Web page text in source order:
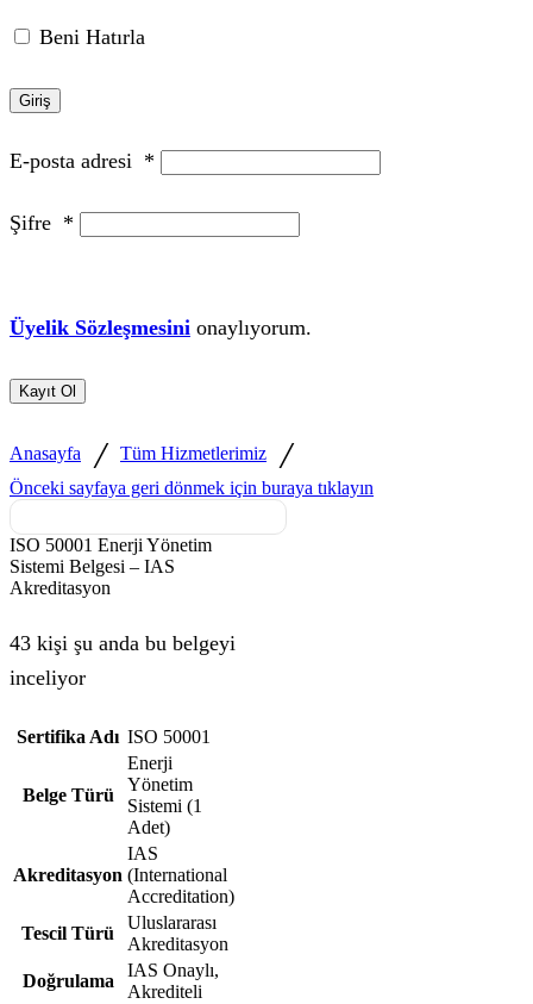
Beni Hatırla
Giriş
E-posta adresi *
Şifre *
Üyelik Sözleşmesini onaylıyorum.
Kayıt Ol
Anasayfa / Tüm Hizmetlerimiz /
Önceki sayfaya geri dönmek için buraya tıklayın
ISO 50001 Enerji Yönetim
Sistemi Belgesi – IAS
Akreditasyon
43 kişi şu anda bu belgeyi
inceliyor
Sertifika Adı ISO 50001
Belge Türü
Enerji
Yönetim
Sistemi (1
Adet)
Akreditasyon
IAS
(International
Accreditation)
Tescil Türü
Uluslararası
Akreditasyon
Doğrulama
IAS Onaylı,
Akrediteli